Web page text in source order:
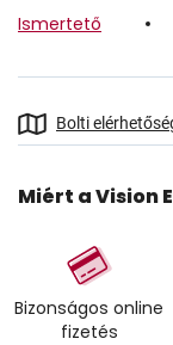
Ismertető
Bolti
Miért a Vision
Bizonságos online
fizetés